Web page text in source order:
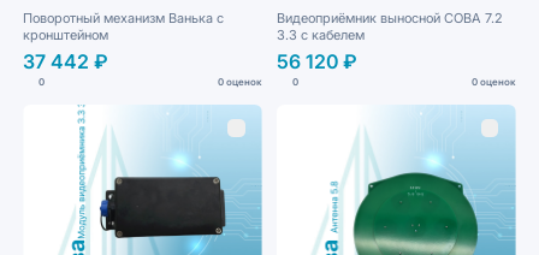
Поворотный механизм Ванька с
кронштейном
37 442 ₽
0 0 оценок
Видеоприёмник выносной СОВА 7.2
3.3 с кабелем
56 120 ₽
0 0 оценок